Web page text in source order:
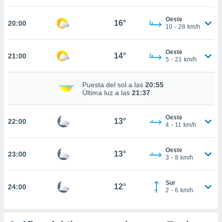
únicos
este sitio
de
traten tus
interés
Para
20:00 16°
Oeste
10 - 28 km/h
21:00 14°
Oeste
5 - 21 km/h
Puesta del sol a las 20:55
Última luz a las 21:37
22:00 13°
Oeste
4 - 11 km/h
23:00 13°
Oeste
3 - 8 km/h
24:00 12°
Sur
2 - 6 km/h